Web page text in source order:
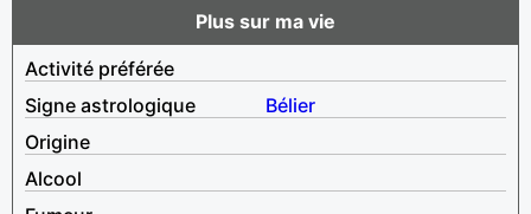
Plus sur ma vie
Activité préférée
Signe astrologique
Bélier
Origine
Alcool